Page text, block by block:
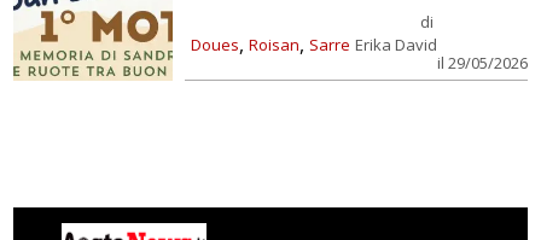
Doues, Roisan, Sarre
di
Erika David
il 29/05/2026